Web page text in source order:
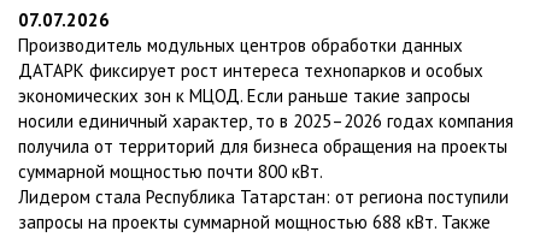
07.07.2026
Производитель модульных центров обработки данных
ДАТАРК фиксирует рост интереса технопарков и особых
экономических зон к МЦОД. Если раньше такие запросы
носили единичный характер, то в 2025–2026 годах компания
получила от территорий для бизнеса обращения на проекты
суммарной мощностью почти 800 кВт.
Лидером стала Республика Татарстан: от региона поступили
запросы на проекты суммарной мощностью 688 кВт. Также